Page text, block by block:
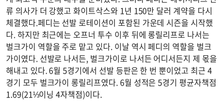
류 의사가 더 강했고 화이트삭스와 1년 150만 달러 계약을 다시
체결했다.페디는 선발 로테이션이 포함된 가운데 시즌을 시작했
다. 하지만 최근에는 오프너 투수 이후 뒤에 롱릴리프로 나서는
벌크가이 역할을 주로 맡고 있다. 이날 역시 페디의 역할을 벌크
가이였다. 선발로 나서든, 벌크가이로 나서든 어디서든지 제 몫을
해내고 있다. 6월 5경기에서 선발 등판은 한 번 뿐이었고 최근 4
경기 모두 벌크가이 롱릴리프였다. 6월 성적은 5경기 평균자책점
1.69(21⅓이닝 4자책점)이다.